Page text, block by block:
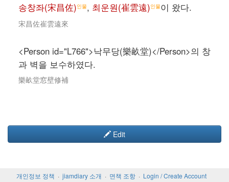
송창좌(宋昌佐)인물, 최운원(崔雲遠)인물이 왔다.
宋昌佐崔雲遠來
<Person id="L766">낙무당(樂畝堂)</Person>의 창
과 벽을 보수하였다.
樂畝堂窓壁修補
Edit
개인정보 정책 jiamdiary 소개 면책 조항
Login / Create Account